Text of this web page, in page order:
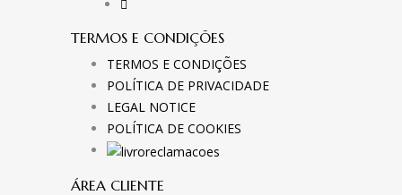
TERMOS E CONDIÇÕES
TERMOS E CONDIÇÕES
POLÍTICA DE PRIVACIDADE
LEGAL NOTICE
POLÍTICA DE COOKIES
ÁREA CLIENTE